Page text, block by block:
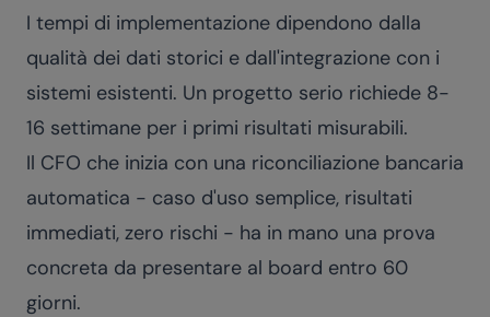
I tempi di implementazione dipendono dalla
qualità dei dati storici e dall'integrazione con i
sistemi esistenti. Un progetto serio richiede 8-
16 settimane per i primi risultati misurabili.
Il CFO che inizia con una riconciliazione bancaria
automatica - caso d'uso semplice, risultati
immediati, zero rischi - ha in mano una prova
concreta da presentare al board entro 60
giorni.